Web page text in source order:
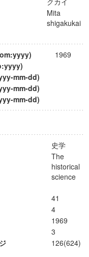
Mita
shigakukai
1969
mm-dd)
mm-dd)
mm-dd)
史学
The
historical
science
41
4
1969
3
126(624)